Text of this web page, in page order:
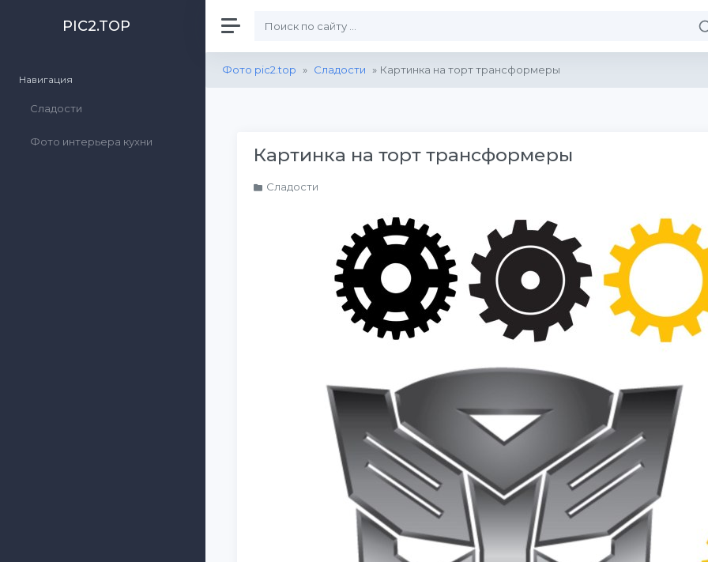
PIC2.TOP
Навигация
Сладости
Фото интерьера кухни
Фото pic2.top » Сладости » Картинка на торт трансформеры
Картинка на торт трансформеры
Сладости